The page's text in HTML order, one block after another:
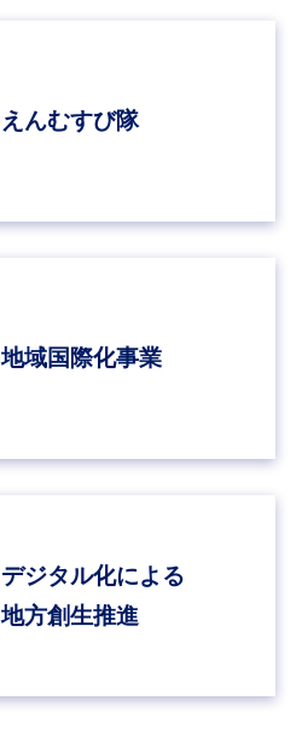
えんむすび隊
地域国際化事業
デジタル化による
地方創生推進